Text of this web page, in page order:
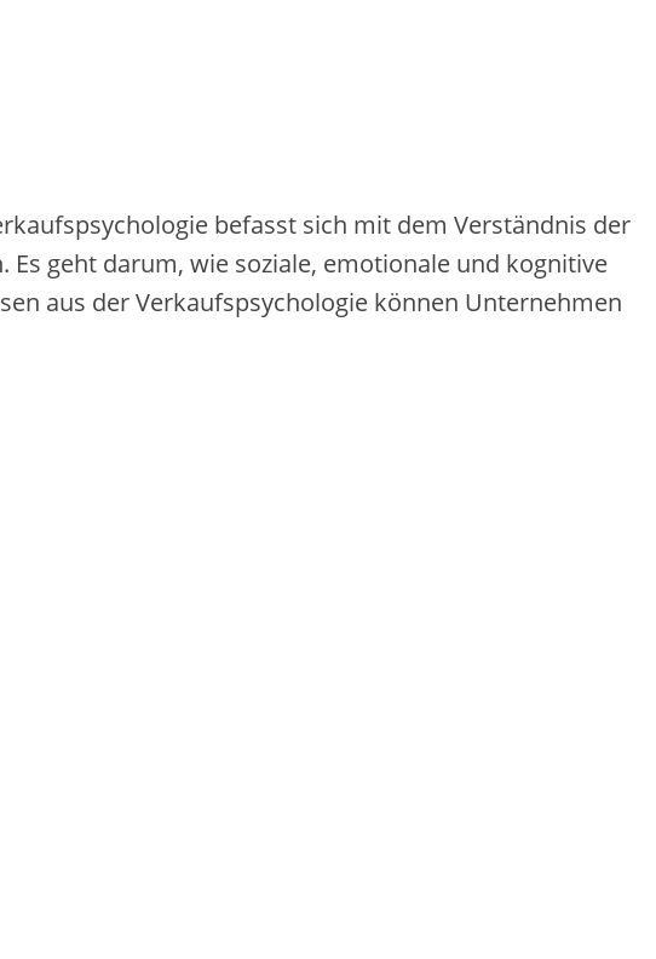
befasst sich mit dem Verständnis der
geht darum, wie soziale, emotionale und kognitive
aus der Verkaufspsychologie können Unternehmen